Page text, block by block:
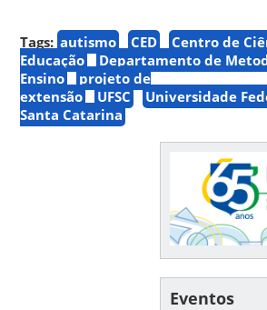
Tags: autismo CED
Centro de
Educação
Departamento de
Ensino
projeto de
extensão
UFSC
Universidade
Santa Catarina
Eventos